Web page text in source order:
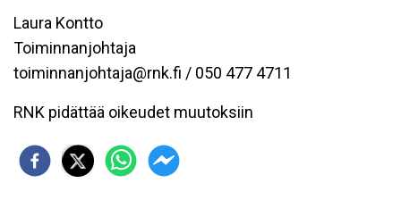
Laura Kontto
Toiminnanjohtaja
toiminnanjohtaja@rnk.fi / 050 477 4711
RNK pidättää oikeudet muutoksiin